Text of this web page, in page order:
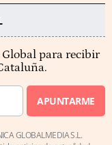
para recibir
APUNTARME
GLOBALMEDIA S.L.